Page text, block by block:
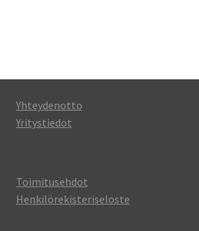
Yhteydenotto
Yritystiedot
Toimitusehdot
Henkilörekisteriseloste